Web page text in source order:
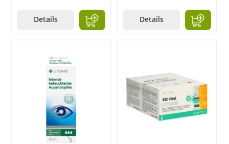
Details Details